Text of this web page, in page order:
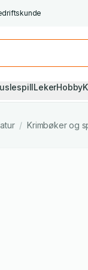
LekerHobby
/ Krimbøker og